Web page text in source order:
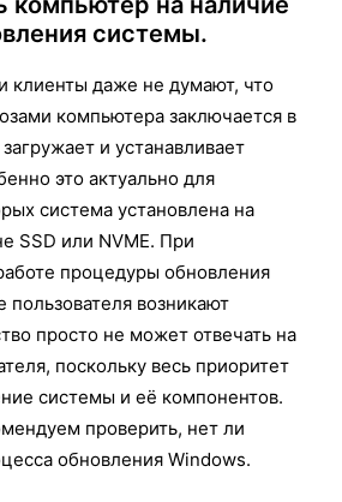
системы.
клиенты даже не думают, что
компьютера заключается в
и устанавливает
это актуально для
система установлена на
SSD или NVME. При
процедуры обновления
пользователя возникают
просто не может отвечать на
поскольку весь приоритет
системы и её компонентов.
проверить, нет ли
обновления Windows.